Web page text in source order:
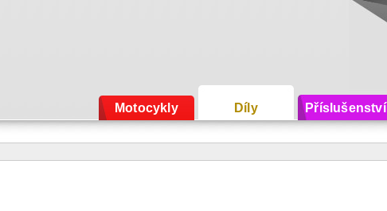
Motocykly Díly Příslušenství